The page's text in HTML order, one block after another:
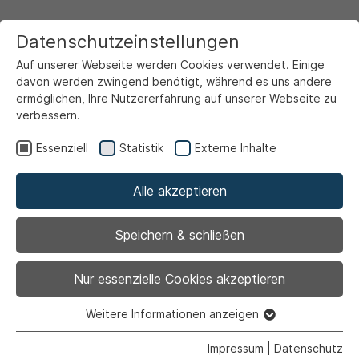
Stadtgeschichte
1466 bis 1534
Datenschutzeinstellungen
Auf unserer Webseite werden Cookies verwendet. Einige
davon werden zwingend benötigt, während es uns andere
ermöglichen, Ihre Nutzererfahrung auf unserer Webseite zu
verbessern.
Essenziell Statistik Externe Inhalte
Alle akzeptieren
Speichern & schließen
Nur essenzielle Cookies akzeptieren
Essenzielle Cookies werden für grundlegende Funktionen
Weitere Informationen anzeigen
Impressum Datenschutz